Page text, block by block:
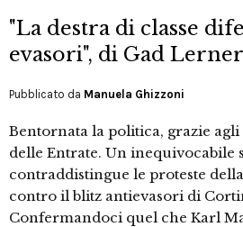
"La destra di classe
evasori", di Gad Lerner
Pubblicato da Manuela Ghizzoni
Bentornata la politica, grazie agli
delle Entrate. Un inequivocabile
contraddistingue le proteste
contro il blitz antievasori di
Confermandoci quel che Karl